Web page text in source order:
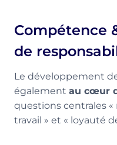
Compétence
de
Le développement
également au cœur
questions centrales
travail » et « loyauté